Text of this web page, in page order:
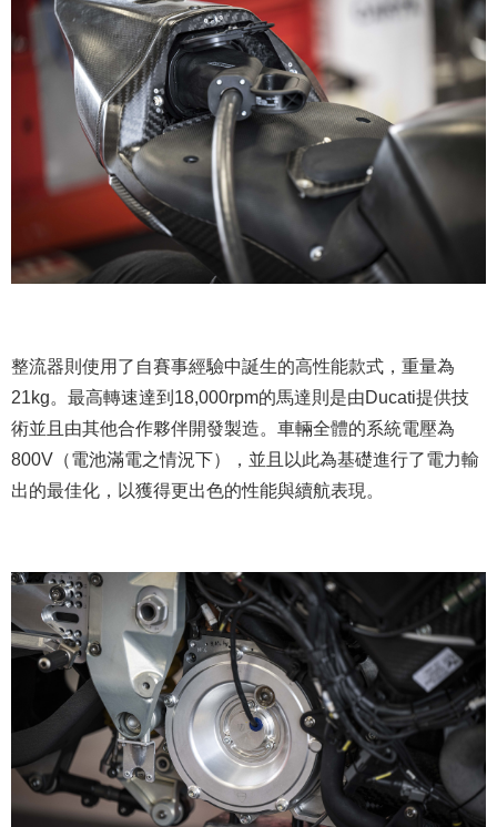
整流器則使用了自賽事經驗中誕生的高性能款式，重量為
21kg。最高轉速達到18,000rpm的馬達則是由Ducati提供技
術並且由其他合作夥伴開發製造。車輛全體的系統電壓為
800V（電池滿電之情況下），並且以此為基礎進行了電力輸
出的最佳化，以獲得更出色的性能與續航表現。